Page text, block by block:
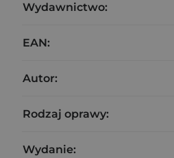
Wydawnictwo:
EAN:
Autor:
Rodzaj oprawy:
Wydanie: